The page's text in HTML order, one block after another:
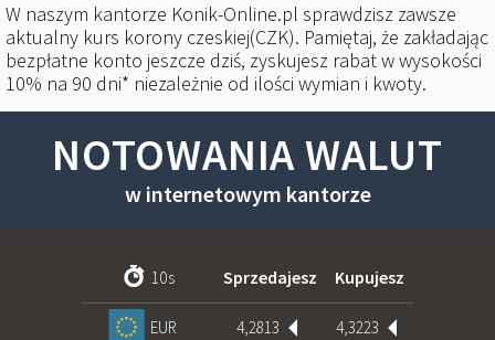
W naszym kantorze Konik-Online.pl sprawdzisz zawsze
aktualny kurs korony czeskiej(CZK). Pamiętaj, że zakładając
bezpłatne konto jeszcze dziś, zyskujesz rabat w wysokości
10% na 90 dni* niezależnie od ilości wymian i kwoty.
NOTOWANIA WALUT
w internetowym kantorze
10s Sprzedajesz Kupujesz
EUR 4,2813 4,3223